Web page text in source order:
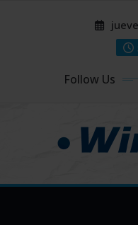
Follow Us